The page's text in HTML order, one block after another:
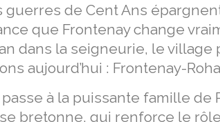
guerres de Cent Ans
que Frontenay change
dans la seigneurie, le
aujourd’hui : Frontenay-
à la puissante famille de
bretonne, qui renforce le